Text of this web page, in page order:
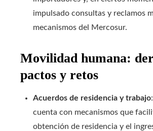
impulsado consultas y reclamos
mecanismos del Mercosur.
Movilidad humana:
pactos y retos
Acuerdos de residencia y trabajo
cuenta con mecanismos que
obtención de residencia y el